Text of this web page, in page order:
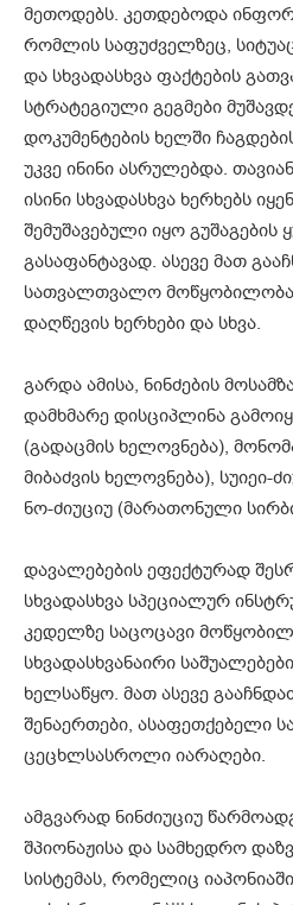
მეთოდებს. კეთდებოდა
რომლის საფუძველზეც,
და სხვადასხვა ფაქტების
სტრატეგიული გეგმები
დოკუმენტების ხელში
უკვე ინინი ასრულებდა.
ისინი სხვადასხვა ხერხებს
შემუშავებული იყო გუშაგების
გასაფანტავად. ასევე მათ
სათვალთვალო მოწყობილობა,
დაღწევის ხერხები და სხვა.
გარდა ამისა, ნინძების
დამხმარე დისციპლინა
(გადაცმის ხელოვნება),
მიბაძვის ხელოვნება), სუიეი-
ნო-ძიუციუ (მარათონული
დავალებების ეფექტურად
სხვადასხვა სპეციალურ
კედელზე საცოცავი
სხვადასხვანაირი
ხელსაწყო. მათ ასევე
შენაერთები, ასაფეთქებელი
ცეცხლსასროლი იარაღები.
ამგვარად ნინძიუციუ
შპიონაჟისა და სამხედრო
სისტემას, რომელიც იაპონიაში